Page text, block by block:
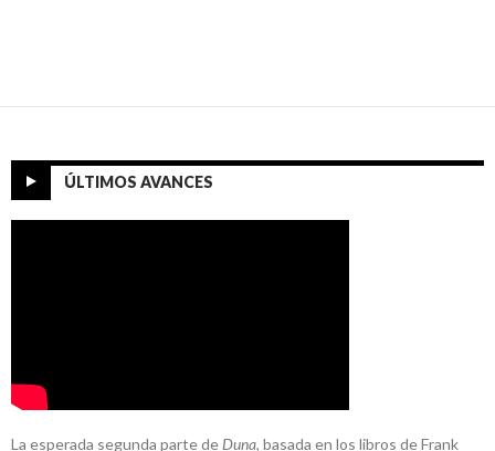
ÚLTIMOS AVANCES
La esperada segunda parte de Duna, basada en los libros de Frank